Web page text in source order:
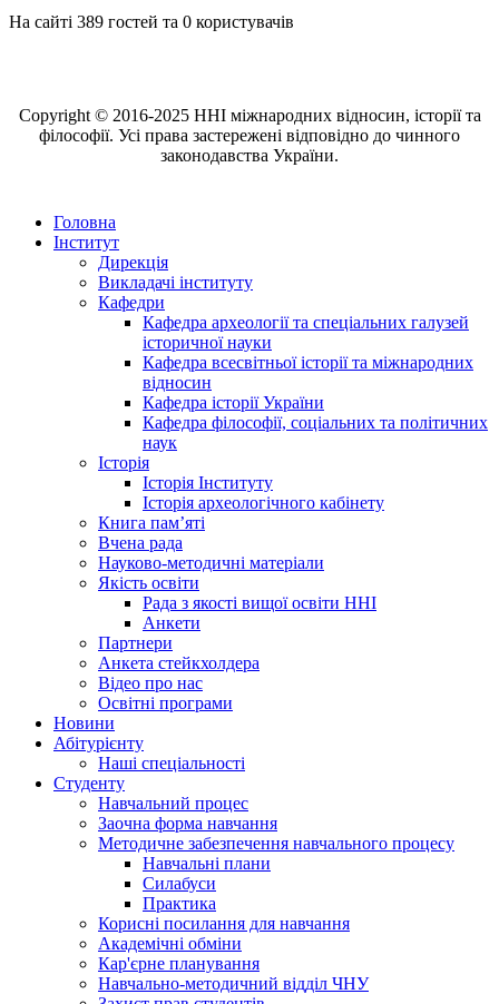
На сайті 389 гостей та 0 користувачів
Copyright © 2016-2025 ННІ міжнародних відносин, історії та
філософії. Усі права застережені відповідно до чинного
законодавства України.
Головна
Інститут
Дирекція
Викладачі інституту
Кафедри
Кафедра археології та спеціальних галузей
історичної науки
Кафедра всесвітньої історії та міжнародних
відносин
Кафедра історії України
Кафедра філософії, соціальних та політичних
наук
Історія
Історія Інституту
Історія археологічного кабінету
Книга памʼяті
Вчена рада
Науково-методичні матеріали
Якість освіти
Рада з якості вищої освіти ННІ
Анкети
Партнери
Анкета стейкхолдера
Відео про нас
Освітні програми
Hовини
Абітурієнту
Наші спеціальності
Студенту
Навчальний процес
Заочна форма навчання
Методичне забезпечення навчального процесу
Навчальні плани
Силабуси
Практика
Корисні посилання для навчання
Академічні обміни
Кар'єрне планування
Навчально-методичний відділ ЧНУ